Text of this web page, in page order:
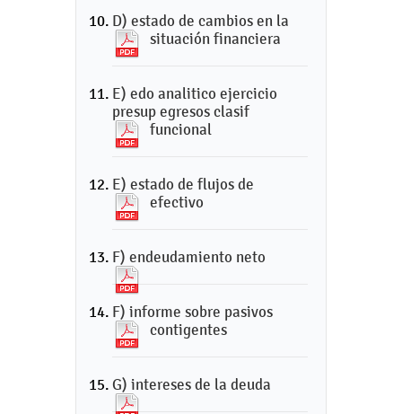
D) estado de cambios en la
situación financiera
E) edo analitico ejercicio
presup egresos clasif
funcional
E) estado de flujos de
efectivo
F) endeudamiento neto
F) informe sobre pasivos
contigentes
G) intereses de la deuda